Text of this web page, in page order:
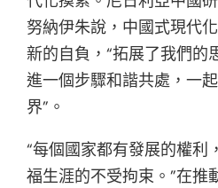
努納伊朱說，中國式現代
新的自負，“拓展了我們的
進一個步驟和諧共處，一
界”。
“每個國家都有發展的權利
福生涯的不受拘束。”在推